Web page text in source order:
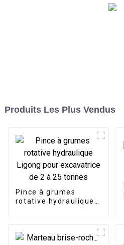
Produits Les Plus Vendus
Pince à grumes
rotative hydraulique